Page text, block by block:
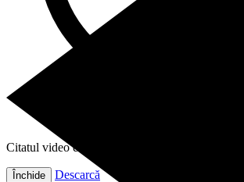
Citatul video este gata!
Închide Descarcă